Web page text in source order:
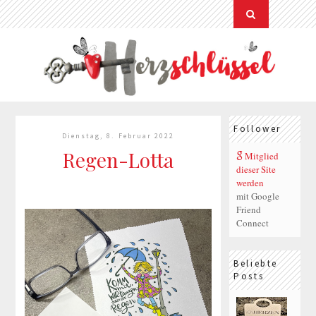
Dienstag, 8. Februar 2022
Regen-Lotta
Follower
Mitglied
dieser Site
werden
mit Google
Friend
Connect
Beliebte
Posts